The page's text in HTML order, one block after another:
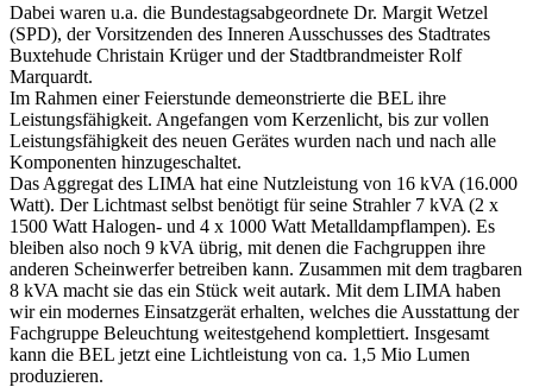
Dabei waren u.a. die Bundestagsabgeordnete Dr. Margit Wetzel
(SPD), der Vorsitzenden des Inneren Ausschusses des Stadtrates
Buxtehude Christain Krüger und der Stadtbrandmeister Rolf
Marquardt.
Im Rahmen einer Feierstunde demeonstrierte die BEL ihre
Leistungsfähigkeit. Angefangen vom Kerzenlicht, bis zur vollen
Leistungsfähigkeit des neuen Gerätes wurden nach und nach alle
Komponenten hinzugeschaltet.
Das Aggregat des LIMA hat eine Nutzleistung von 16 kVA (16.000
Watt). Der Lichtmast selbst benötigt für seine Strahler 7 kVA (2 x
1500 Watt Halogen- und 4 x 1000 Watt Metalldampflampen). Es
bleiben also noch 9 kVA übrig, mit denen die Fachgruppen ihre
anderen Scheinwerfer betreiben kann. Zusammen mit dem tragbaren
8 kVA macht sie das ein Stück weit autark. Mit dem LIMA haben
wir ein modernes Einsatzgerät erhalten, welches die Ausstattung der
Fachgruppe Beleuchtung weitestgehend komplettiert. Insgesamt
kann die BEL jetzt eine Lichtleistung von ca. 1,5 Mio Lumen
produzieren.